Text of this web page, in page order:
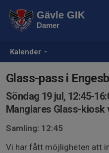
Kalender
Gävle GIK
Damer
Glass-pass i
Söndag 19 jul, 12:45-
Mangiares Glass-kiosk
Samling: 12:45
Vi har fått möjligheten att